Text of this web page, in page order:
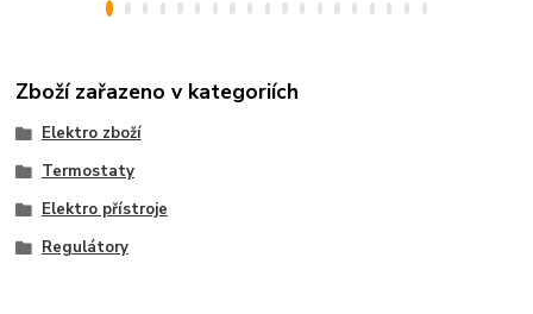
Zboží zařazeno v kategoriích
Elektro zboží
Termostaty
Elektro přístroje
Regulátory